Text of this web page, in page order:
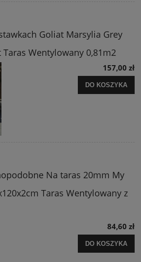
Goliat Marsylia Grey
Wentylowany 0,81m2
157,00 zł
DO KOSZYKA
Na taras 20mm My
Taras Wentylowany z
84,60 zł
DO KOSZYKA